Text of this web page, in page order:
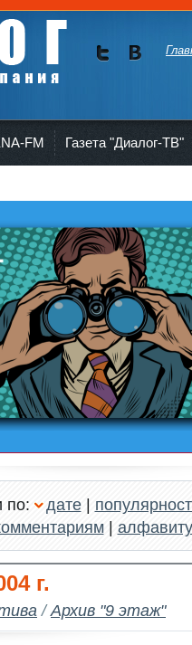
FM Газета "Диалог-ТВ"
по: дате|
| алфавиту
г.
/Архив "9 этаж"